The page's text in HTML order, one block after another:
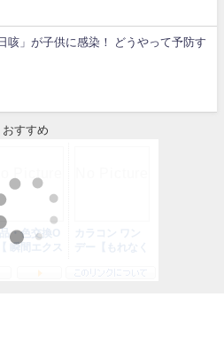
咳」が子供に感染！ どうやって予防す
おすすめ